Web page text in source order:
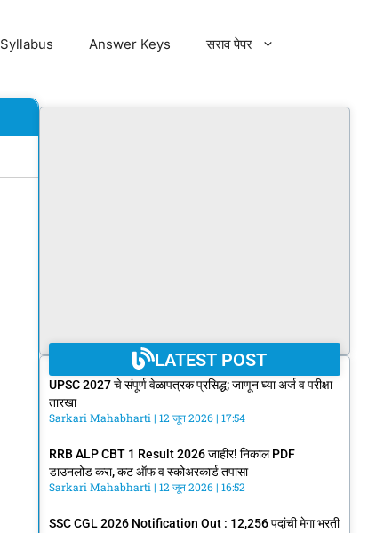
Syllabus Answer Keys सराव पेपर
LATEST POST
UPSC 2027 चे संपूर्ण वेळापत्रक प्रसिद्ध; जाणून घ्या अर्ज व परीक्षा
तारखा
Sarkari Mahabharti
12 जून 2026 17:54
RRB ALP CBT 1 Result 2026 जाहीर! निकाल PDF
डाउनलोड करा, कट ऑफ व स्कोअरकार्ड तपासा
Sarkari Mahabharti
12 जून 2026 16:52
SSC CGL 2026 Notification Out : 12,256 पदांची मेगा भरती